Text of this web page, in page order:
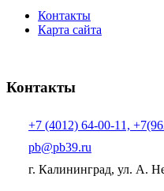
Контакты
Карта сайта
Контакты
+7 (4012) 64-00-11,
pb@pb39.ru
г. Калининград, ул. А.